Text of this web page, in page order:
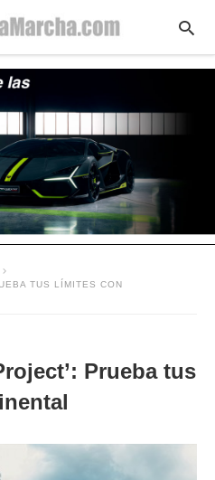
TUS LÍMITES CON
Prueba tus